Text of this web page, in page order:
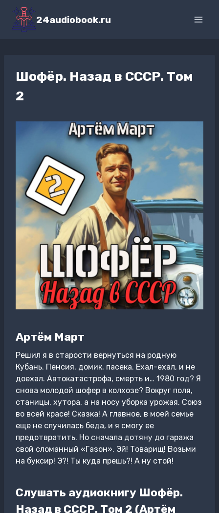
Перейти
содержимому
24audiobook.ru
Шофёр. Назад в СССР. Том
2
Артём Март
Решил я в старости вернуться на родную
Кубань. Пенсия, домик, пасека. Ехал-ехал, и не
доехал. Автокатастрофа, смерть и… 1980 год? Я
снова молодой шофер в колхозе? Вокруг поля,
станицы, хутора, а на носу уборка урожая. Союз
во всей красе! Сказка! А главное, в моей семье
еще не случилась беда, и я смогу ее
предотвратить. Но сначала дотяну до гаража
свой сломанный «Газон». Эй! Товарищ! Возьми
на буксир! Э?! Ты куда прешь?! А ну стой!
Слушать аудиокнигу Шофёр.
Назад в СССР. Том 2 (Артём